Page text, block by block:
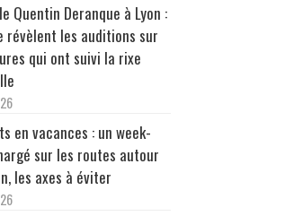
Quentin Deranque à Lyon :
révèlent les auditions sur
qui ont suivi la rixe
en vacances : un week-
sur les routes autour
les axes à éviter